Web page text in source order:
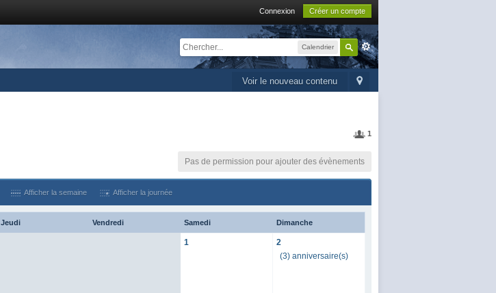
Connexion Créer un compte
Calendrier
Voir le nouveau contenu
1
Pas de permission pour ajouter des évènements
Afficher la semaine Afficher la journée
Jeudi Vendredi Samedi Dimanche
1
2
(3) anniversaire(s)